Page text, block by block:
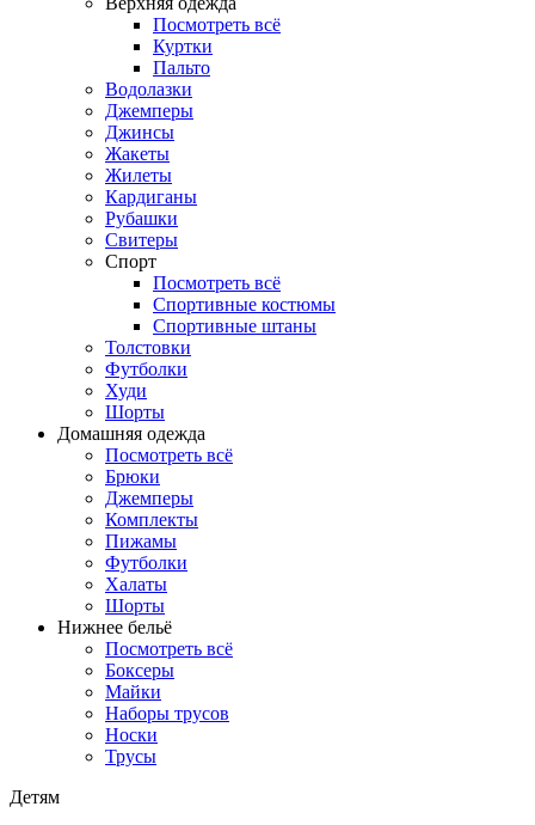
Посмотреть всё
Куртки
Пальто
Водолазки
Джемперы
Джинсы
Жакеты
Жилеты
Кардиганы
Рубашки
Свитеры
Спорт
Посмотреть всё
Спортивные костюмы
Спортивные штаны
Толстовки
Футболки
Худи
Шорты
Домашняя одежда
Посмотреть всё
Брюки
Джемперы
Комплекты
Пижамы
Футболки
Халаты
Шорты
Нижнее бельё
Посмотреть всё
Боксеры
Майки
Наборы трусов
Носки
Трусы
Детям